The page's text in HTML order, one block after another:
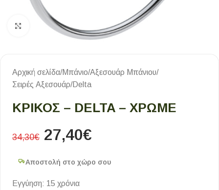
Κλικ για μεγέθυνση
Αρχική σελίδα/Μπάνιο/Αξεσουάρ Μπάνιου/
Σειρές Αξεσουάρ/Delta
ΚΡΙΚΟΣ – DELTA – ΧΡΩΜΕ
34,30€ 27,40€
Αποστολή στο χώρο σου
Εγγύηση: 15 χρόνια